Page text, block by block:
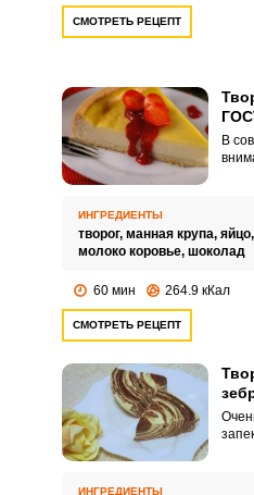
СМОТРЕТЬ РЕЦЕПТ
В
ИНГРЕДИЕНТЫ
творог, манная крупа, яйцо,
молоко коровье, шоколад
60 мин 264.9 кКал
СМОТРЕТЬ РЕЦЕПТ
ИНГРЕДИЕНТЫ